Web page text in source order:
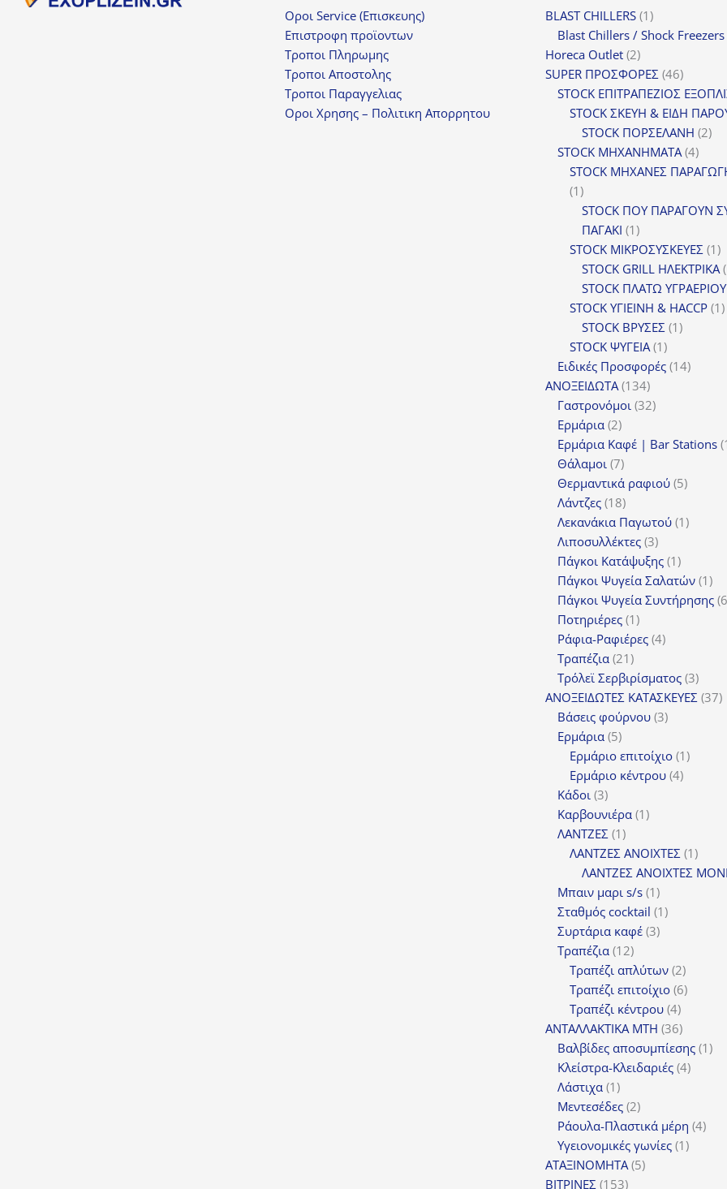
Οροι Service (Επισκευης)
Επιστροφη προϊοντων
Τροποι Πληρωμης
Τροποι Αποστολης
Τροποι Παραγγελιας
Οροι Χρησης – Πολιτικη Απορρητου
BLAST CHILLERS 11
προϊόν
Blast Chillers / Shock Freezers
Horeca Outlet 22
προϊόντα
SUPER ΠΡΟΣΦΟΡΕΣ 4646
STOCK ΕΠΙΤΡΑΠΕΖΙΟΣ
STOCK ΣΚΕΥΗ & ΕΙΔΗ
STOCK ΠΟΡΣΕΛΑΝΗ 22
STOCK ΜΗΧΑΝΗΜΑΤΑ 44
STOCK ΜΗΧΑΝΕΣ
11
προϊόν
STOCK ΠΟΥ ΠΑΡΑΓΟΥΝ
ΠΑΓΑΚΙ 11
προϊόν
STOCK ΜΙΚΡΟΣΥΣΚΕΥΕΣ 11
STOCK GRILL ΗΛΕΚΤΡΙΚΑ
STOCK ΠΛΑΤΩ ΥΓΡΑΕΡΙΟΥ
STOCK ΥΓΙΕΙΝΗ & HACCP 11
STOCK ΒΡΥΣΕΣ 11
STOCK ΨΥΓΕΙΑ 11
προϊόν
Ειδικές Προσφορές 1414
ΑΝΟΞΕΙΔΩΤΑ 134134
προϊόντα
Γαστρονόμοι 3232
Ερμάρια 22
προϊόντα
Ερμάρια Καφέ | Bar Stations
Θάλαμοι 77
προϊόντα
Θερμαντικά ραφιού 55
Λάντζες 1818
προϊόντα
Λεκανάκια Παγωτού 11
Λιποσυλλέκτες 33
προϊόντα
Πάγκοι Κατάψυξης 11
προϊόν
Πάγκοι Ψυγεία Σαλατών 11
Πάγκοι Ψυγεία Συντήρησης 6
Ποτηριέρες 11
προϊόν
Ράφια-Ραφιέρες 44
Τραπέζια 2121
προϊόντα
Τρόλεϊ Σερβιρίσματος 33
ΑΝΟΞΕΙΔΩΤΕΣ ΚΑΤΑΣΚΕΥΕΣ 3737
Βάσεις φούρνου 33
Ερμάρια 55
προϊόντα
Ερμάριο επιτοίχιο 11
Ερμάριο κέντρου 44
Κάδοι 33
προϊόντα
Καρβουνιέρα 11
ΛΑΝΤΖΕΣ 11
προϊόν
ΛΑΝΤΖΕΣ ΑΝΟΙΧΤΕΣ 11
ΛΑΝΤΖΕΣ ΑΝΟΙΧΤΕΣ
Μπαιν μαρι s/s 11
προϊόν
Σταθμός cocktail 11
Συρτάρια καφέ 33
Τραπέζια 1212
προϊόντα
Τραπέζι απλύτων 22
προϊόντα
Τραπέζι επιτοίχιο 66
Τραπέζι κέντρου 44
προϊόντα
ΑΝΤΑΛΛΑΚΤΙΚΑ MTH 3636
προϊόντα
Βαλβίδες αποσυμπίεσης 11
Κλείστρα-Κλειδαριές 44
Λάστιχα 11
προϊόν
Μεντεσέδες 22
προϊόντα
Ράουλα-Πλαστικά μέρη 44
Υγειονομικές γωνίες 11
ΑΤΑΞΙΝΟΜΗΤΑ 55
ΒΙΤΡΙΝΕΣ 153153